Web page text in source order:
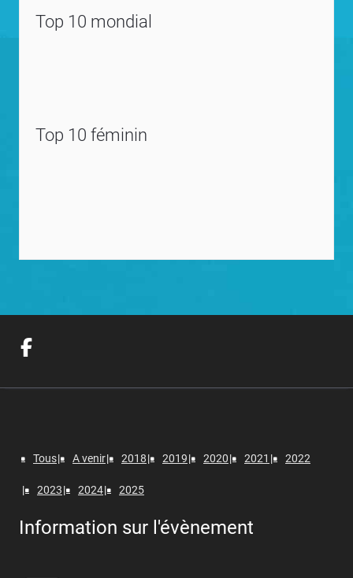
Top 10 mondial
Top 10 féminin
Tous A venir 2018 2019 2020 2021 2022
2023 2024 2025
Information sur l'évènement